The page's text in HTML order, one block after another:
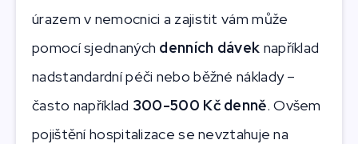
úrazem v nemocnici a zajistit vám může
pomocí sjednaných denních dávek například
nadstandardní péči nebo běžné náklady –
často například 300-500 Kč denně. Ovšem
pojištění hospitalizace se nevztahuje na